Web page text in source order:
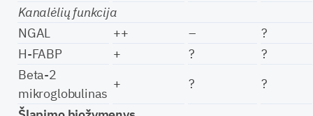
Kanalėlių funkcija
NGAL
++ –
?
H-FABP
+ ?
?
Beta-2
mikroglobulinas
+ ?
?